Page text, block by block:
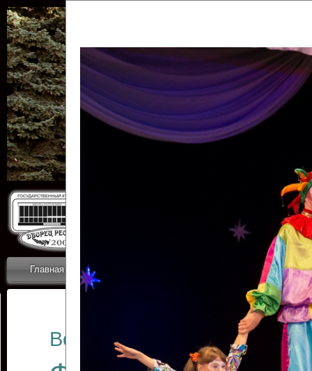
Главная Приветствие Новости
ОТЧЕТЫ ГКЦ
Все отчеты